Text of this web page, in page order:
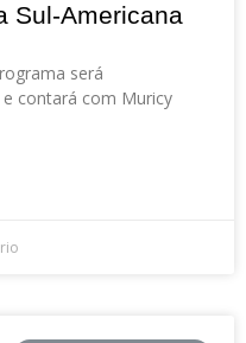
Sul-Americana
será
contará com Muricy